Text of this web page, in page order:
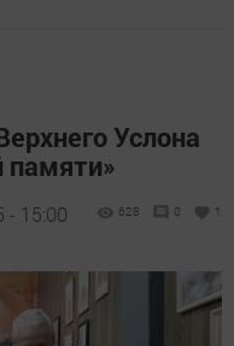
Услона
памяти»
- 15:00 628 0 1